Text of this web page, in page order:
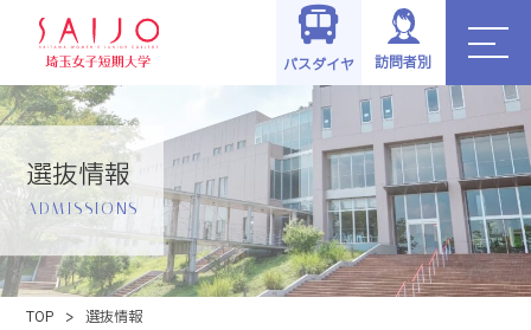
バスダイヤ 訪問者別
選抜情報
ADMISSIONS
TOP > 選抜情報